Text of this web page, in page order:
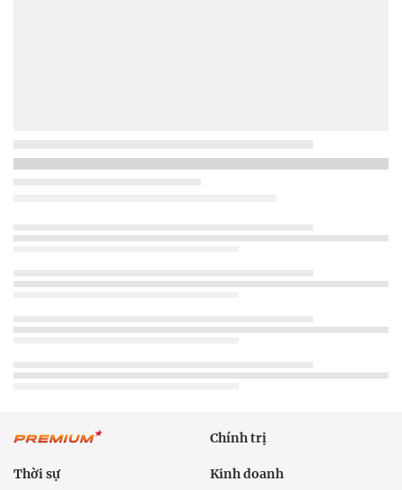
Chính trị
Thời sự Kinh doanh